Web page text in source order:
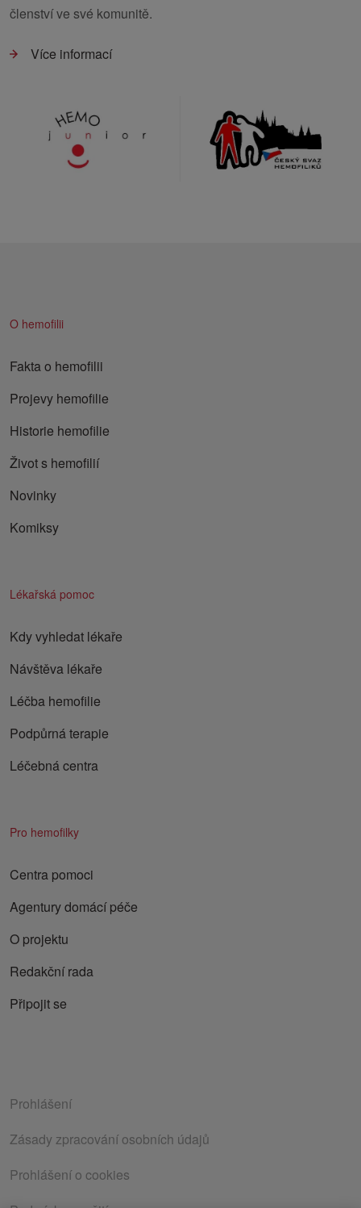
členství ve své komunitě.
Více informací
O hemofilii
Fakta o hemofilii
Projevy hemofilie
Historie hemofilie
Život s hemofilií
Novinky
Komiksy
Lékařská pomoc
Kdy vyhledat lékaře
Návštěva lékaře
Léčba hemofilie
Podpůrná terapie
Léčebná centra
Pro hemofilky
Centra pomoci
Agentury domácí péče
O projektu
Redakční rada
Připojit se
Prohlášení
Zásady zpracování osobních údajů
Prohlášení o cookies